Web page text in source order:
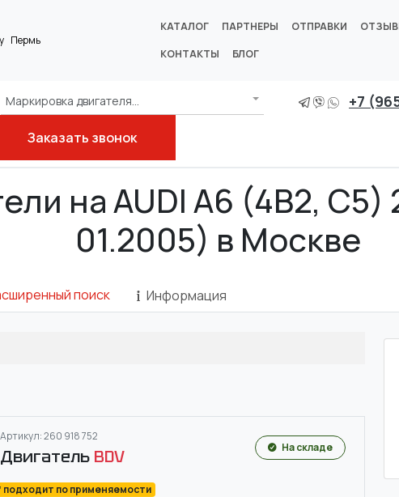
Пермь
КАТАЛОГ ПАРТНЕРЫ ОТПРАВКИ
КОНТАКТЫ
БЛОГ
Маркировка двигателя... +7
Заказать звонок
на AUDI A6 (4B2, C5)
01.2005) в Москве
поиск Информация
Артикул: 260 918 752
Двигатель BDV
подходит по применяемости
На складе